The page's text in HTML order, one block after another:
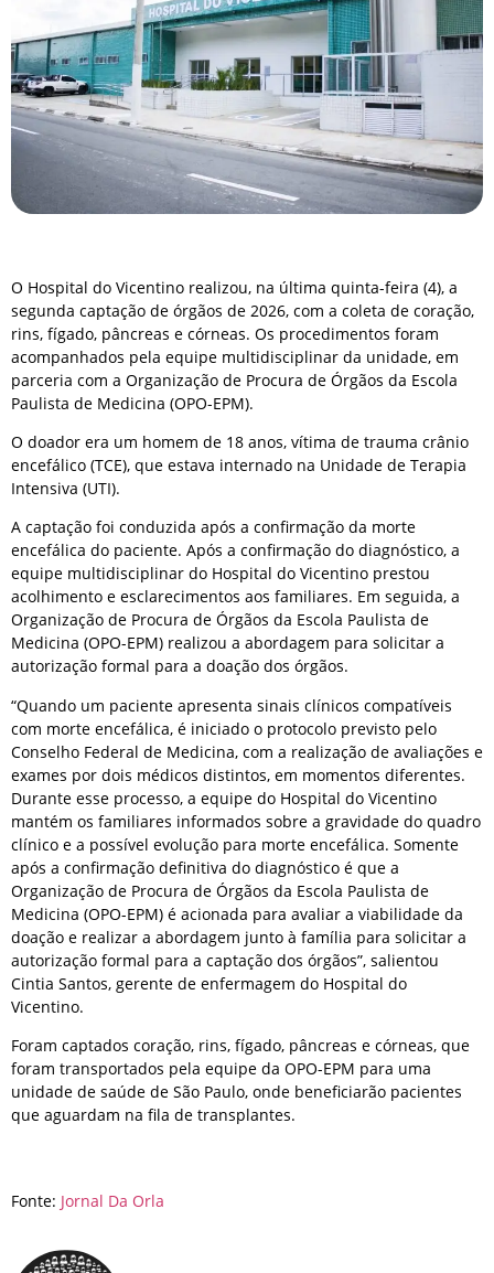
O Hospital do Vicentino realizou, na última quinta-feira (4), a
segunda captação de órgãos de 2026, com a coleta de coração,
rins, fígado, pâncreas e córneas. Os procedimentos foram
acompanhados pela equipe multidisciplinar da unidade, em
parceria com a Organização de Procura de Órgãos da Escola
Paulista de Medicina (OPO-EPM).
O doador era um homem de 18 anos, vítima de trauma crânio
encefálico (TCE), que estava internado na Unidade de Terapia
Intensiva (UTI).
A captação foi conduzida após a confirmação da morte
encefálica do paciente. Após a confirmação do diagnóstico, a
equipe multidisciplinar do Hospital do Vicentino prestou
acolhimento e esclarecimentos aos familiares. Em seguida, a
Organização de Procura de Órgãos da Escola Paulista de
Medicina (OPO-EPM) realizou a abordagem para solicitar a
autorização formal para a doação dos órgãos.
“Quando um paciente apresenta sinais clínicos compatíveis
com morte encefálica, é iniciado o protocolo previsto pelo
Conselho Federal de Medicina, com a realização de avaliações e
exames por dois médicos distintos, em momentos diferentes.
Durante esse processo, a equipe do Hospital do Vicentino
mantém os familiares informados sobre a gravidade do quadro
clínico e a possível evolução para morte encefálica. Somente
após a confirmação definitiva do diagnóstico é que a
Organização de Procura de Órgãos da Escola Paulista de
Medicina (OPO-EPM) é acionada para avaliar a viabilidade da
doação e realizar a abordagem junto à família para solicitar a
autorização formal para a captação dos órgãos”, salientou
Cintia Santos, gerente de enfermagem do Hospital do
Vicentino.
Foram captados coração, rins, fígado, pâncreas e córneas, que
foram transportados pela equipe da OPO-EPM para uma
unidade de saúde de São Paulo, onde beneficiarão pacientes
que aguardam na fila de transplantes.
Fonte: Jornal Da Orla